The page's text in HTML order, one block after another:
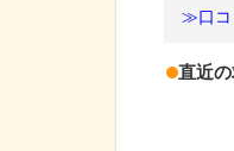
≫口コ
直近